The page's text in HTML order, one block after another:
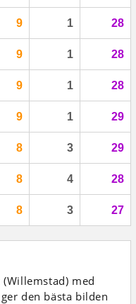
9 1 28
9 1 28
9 1 28
9 1 29
8 3 29
8 4 28
8 3 27
med
ger den bästa bilden